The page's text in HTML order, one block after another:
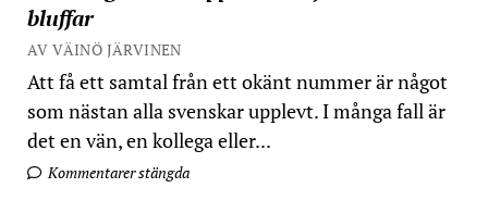
bluffar
AV VÄINÖ JÄRVINEN
Att få ett samtal från ett okänt nummer är något
som nästan alla svenskar upplevt. I många fall är
det en vän, en kollega eller...
Kommentarer stängda